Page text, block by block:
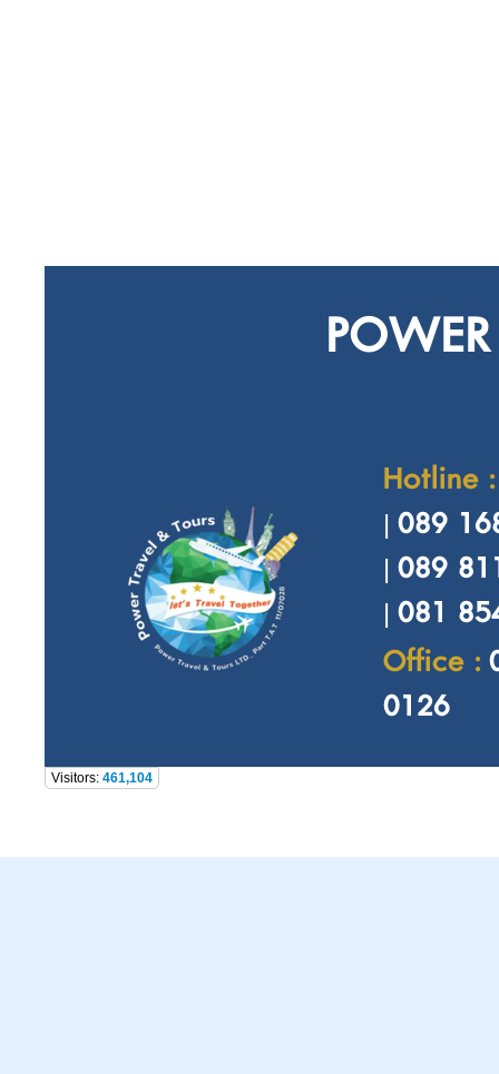
Hotline :
| 089
| 089
| 081
Office :
0126
Visitors: 461,104